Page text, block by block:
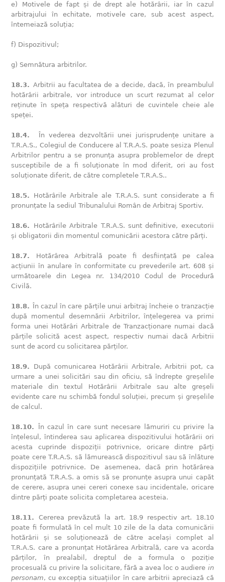
e) Motivele de fapt și de drept ale hotărârii, iar în cazul
arbitrajului în echitate, motivele care, sub acest aspect,
întemeiază soluția;
f) Dispozitivul;
g) Semnătura arbitrilor.
18.3. Arbitrii au facultatea de a decide, dacă, în preambulul
hotărârii arbitrale, vor introduce un scurt rezumat al celor
reținute în speța respectivă alături de cuvintele cheie ale
speței.
18.4. În vederea dezvoltării unei jurisprudențe unitare a
T.R.A.S., Colegiul de Conducere al T.R.A.S. poate sesiza Plenul
Arbitrilor pentru a se pronunța asupra problemelor de drept
susceptibile de a fi soluționate în mod diferit, ori au fost
soluționate diferit, de către completele T.R.A.S..
18.5. Hotărârile Arbitrale ale T.R.A.S. sunt considerate a fi
pronunțate la sediul Tribunalului Român de Arbitraj Sportiv.
18.6. Hotărârile Arbitrale T.R.A.S. sunt definitive, executorii
și obligatorii din momentul comunicării acestora către părți.
18.7. Hotărârea Arbitrală poate fi desființată pe calea
acțiunii în anulare în conformitate cu prevederile art. 608 și
următoarele din Legea nr. 134/2010 Codul de Procedură
Civilă.
18.8. În cazul în care părțile unui arbitraj încheie o tranzacție
după momentul desemnării Arbitrilor, înțelegerea va primi
forma unei Hotărâri Arbitrale de Tranzacționare numai dacă
părțile solicită acest aspect, respectiv numai dacă Arbitrii
sunt de acord cu solicitarea părților.
18.9. După comunicarea Hotărârii Arbitrale, Arbitrii pot, ca
urmare a unei solicitări sau din oficiu, să îndrepte greșelile
materiale din textul Hotărârii Arbitrale sau alte greșeli
evidente care nu schimbă fondul soluției, precum și greșelile
de calcul.
18.10. În cazul în care sunt necesare lămuriri cu privire la
înțelesul, întinderea sau aplicarea dispozitivului hotărârii ori
acesta cuprinde dispoziții potrivnice, oricare dintre părți
poate cere T.R.A.S. să lămurească dispozitivul sau să înlăture
dispozițiile potrivnice. De asemenea, dacă prin hotărârea
pronunțată T.R.A.S. a omis să se pronunțe asupra unui capăt
de cerere, asupra unei cereri conexe sau incidentale, oricare
dintre părți poate solicita completarea acesteia.
18.11. Cererea prevăzută la art. 18.9 respectiv art. 18.10
poate fi formulată în cel mult 10 zile de la data comunicării
hotărârii și se soluționează de către același complet al
T.R.A.S. care a pronunțat Hotărârea Arbitrală, care va acorda
părților, în prealabil, dreptul de a formula o poziție
procesuală cu privire la solicitare, fără a avea loc o audiere in
personam, cu excepția situațiilor în care arbitrii apreciază că